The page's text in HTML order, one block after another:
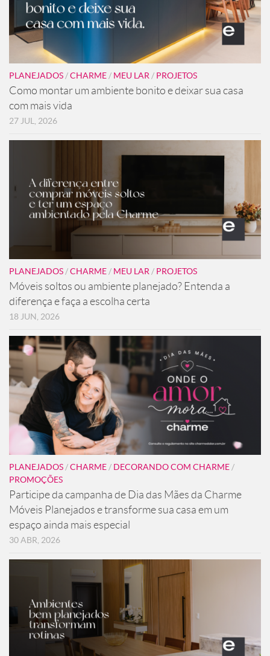
PLANEJADOS /CHARME / MEU LAR / PROJETOS
Como montar um ambiente bonito e deixar sua casa
com mais vida
27 JUL, 2026
PLANEJADOS /CHARME / MEU LAR / PROJETOS
Móveis soltos ou ambiente planejado? Entenda a
diferença e faça a escolha certa
18 JUN, 2026
PLANEJADOS /CHARME / DECORANDO COM CHARME /
PROMOÇÕES
Participe da campanha de Dia das Mães da Charme
Móveis Planejados e transforme sua casa em um
espaço ainda mais especial
30 ABR, 2026